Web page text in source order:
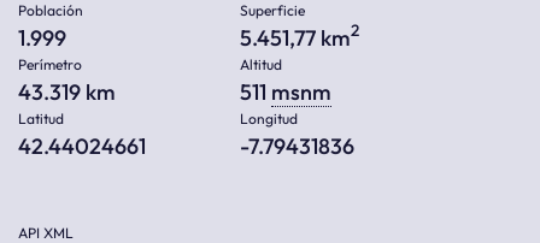
Población
1.999
Superficie
5.451,77 km2
Perímetro
43.319 km
Altitud
511 msnm
Latitud
42.44024661
Longitud
-7.79431836
API XML